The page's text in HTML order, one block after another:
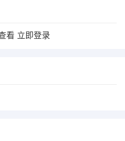
看 立即登录